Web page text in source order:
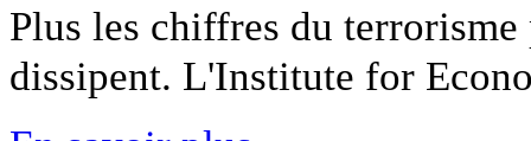
Plus les chiffres du
dissipent. L'Institute for